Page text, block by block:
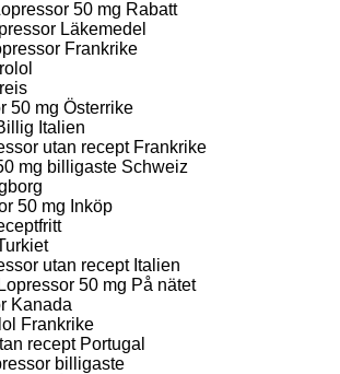
50 mg Rabatt
Läkemedel
Frankrike
50 mg Österrike
Italien
utan recept Frankrike
mg billigaste Schweiz
50 mg Inköp
utan recept Italien
50 mg På nätet
Kanada
Frankrike
recept Portugal
billigaste